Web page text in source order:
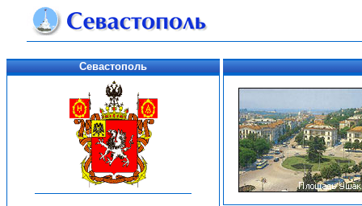
Севастополь